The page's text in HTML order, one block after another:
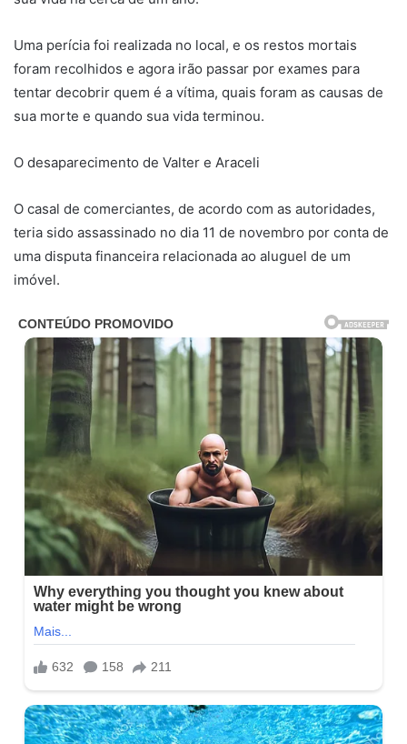
Uma perícia foi realizada no local, e os restos mortais
foram recolhidos e agora irão passar por exames para
tentar decobrir quem é a vítima, quais foram as causas de
sua morte e quando sua vida terminou.
O desaparecimento de Valter e Araceli
O casal de comerciantes, de acordo com as autoridades,
teria sido assassinado no dia 11 de novembro por conta de
uma disputa financeira relacionada ao aluguel de um
imóvel.